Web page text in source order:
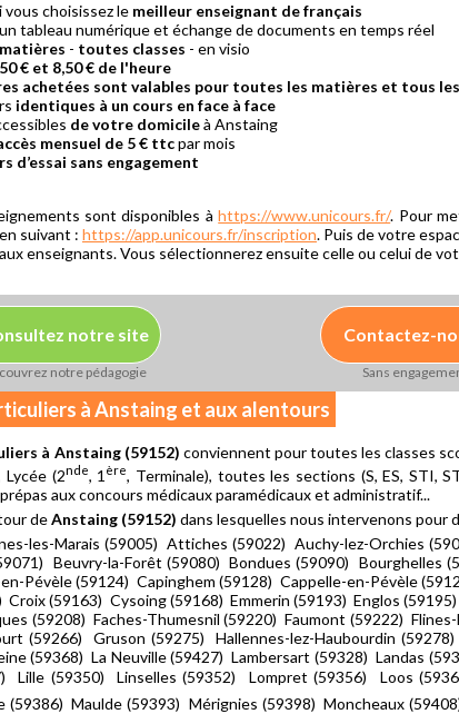
vous choisissez le meilleur enseignant de français
tableau numérique et échange de documents en temps réel
- toutes classes - en visio
€ et 8,50 € de l'heure
achetées sont valables pour toutes les matières et tous
identiques à un cours en face à face
de votre domicileà Anstaing
mensuel de 5 € ttcpar mois
d’essai sans engagement
sont disponibles àhttps://www.unicours.fr/. Pour
suivant : https://app.unicours.fr/inscription. Puis de votre
enseignants. Vous sélectionnerez ensuite celle ou celui de
notre site
notre pédagogie
Contactez-
Sans
à Anstaing et aux alentours
à Anstaing (59152) conviennent pour toutes les classes
Lycée (2nde, 1 ère, Terminale), toutes les sections (S, ES, STI,
aux concours médicaux paramédicaux et administratif...
deAnstaing (59152) dans lesquelles nous intervenons pour
les-Marais (59005) Attiches (59022) Auchy-lez-Orchies
Beuvry-la-Forêt (59080) Bondues (59090) Bourghelles
Pévèle (59124) Capinghem (59128) Cappelle-en-Pévèle
Croix (59163) Cysoing (59168) Emmerin (59193) Englos
(59208) Faches-Thumesnil (59220) Faumont (59222)
(59266) Gruson (59275) Hallennes-lez-Haubourdin
(59368) La Neuville (59427) Lambersart (59328) Landas
Lille (59350) Linselles (59352) Lompret (59356) Loos
(59386) Maulde (59393) Mérignies (59398) Moncheaux